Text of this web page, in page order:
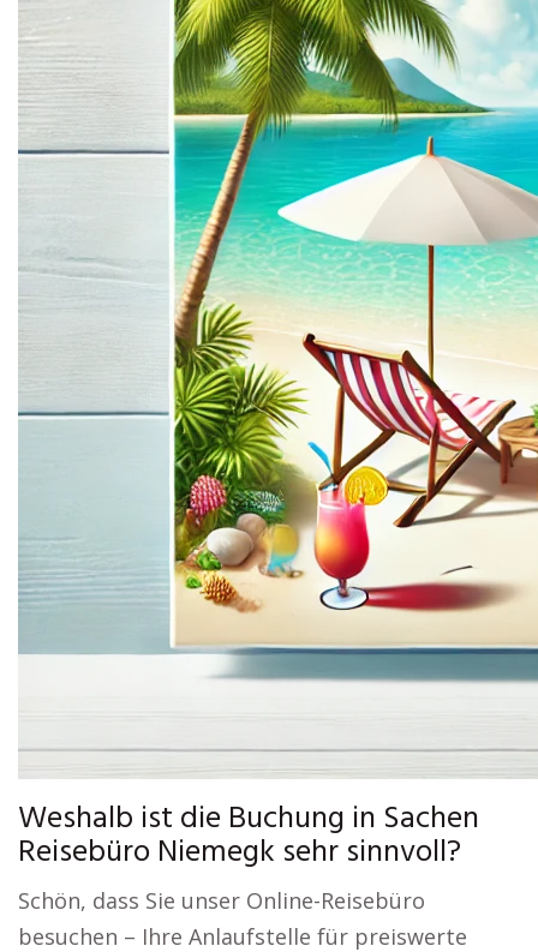
Weshalb ist die Buchung in Sachen
Reisebüro Niemegk sehr sinnvoll?
Schön, dass Sie unser Online-Reisebüro
besuchen – Ihre Anlaufstelle für preiswerte